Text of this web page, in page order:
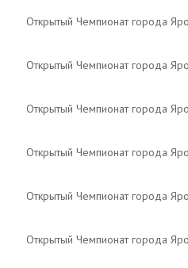
Открытый Чемпионат города
Открытый Чемпионат города
Открытый Чемпионат города
Открытый Чемпионат города
Открытый Чемпионат города
Открытый Чемпионат города